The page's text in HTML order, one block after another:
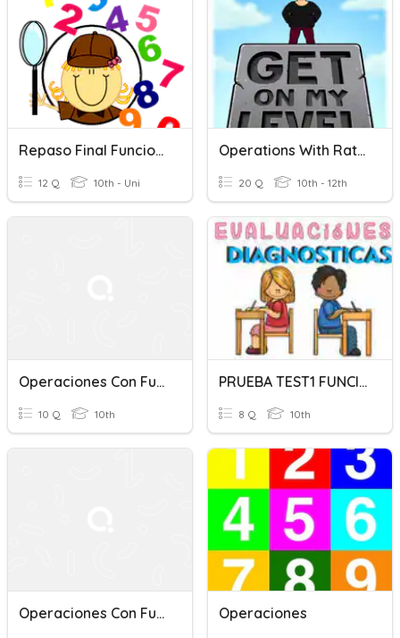
Repaso Final Funciones 1
12 Q 10th - Uni
Operations With Rational Functions
20 Q 10th - 12th
Operaciones Con Funciones
10 Q 10th
PRUEBA TEST1 FUNCIONES
8 Q 10th
Operaciones Con Funciones Operaciones